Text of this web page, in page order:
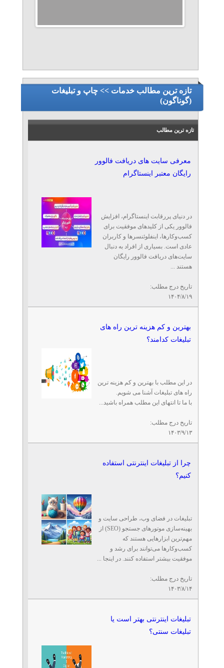
تازه ترین مطالب خدمات >> چاپ و تبلیغات
(گوناگون)
تازه ترین مطالب
معرفی سایت‌ های دریافت فالوور
رایگان معتبر اینستاگرام
در دنیای پررقابت اینستاگرام، افزایش
فالوور یکی از کلیدهای موفقیت برای
کسب‌وکارها، اینفلوئنسرها و کاربران
عادی است. بسیاری از افراد به دنبال
سایت‌های دریافت فالوور رایگان
هستند ...
تاریخ درج مطلب:
۱۴۰۴/۸/۱۹
بهترین و کم هزینه ترین راه های
تبلیغات کدامند؟
در این مطلب با بهترین و کم هزینه ترین
راه های تبلیغات آشنا می شویم.
با ما تا انتهای این مطلب همراه باشید...
تاریخ درج مطلب:
۱۴۰۳/۹/۱۳
چرا از تبلیغات اینترنتی استفاده
کنیم؟
تبلیغات در فضای وب، طراحی سایت و
بهینه‌سازی موتورهای جستجو (SEO) از
مهم‌ترین ابزارهایی هستند که
کسب‌وکارها می‌توانند برای رشد و
موفقیت بیشتر استفاده کنند. در اینجا ...
تاریخ درج مطلب:
۱۴۰۳/۸/۱۴
تبلیغات اینترنتی بهتر است یا
تبلیغات سنتی؟